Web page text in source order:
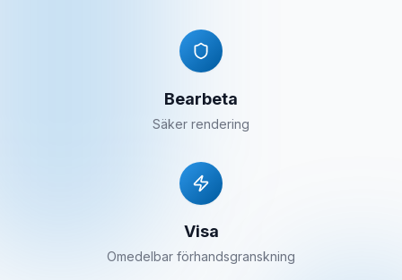
Bearbeta
Säker rendering
Visa
Omedelbar förhandsgranskning